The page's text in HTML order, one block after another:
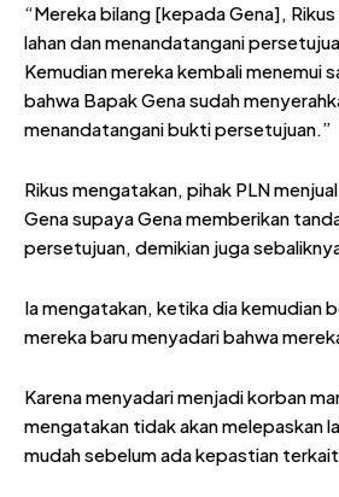
“Mereka bilang [kepada Gena],
lahan dan menandatangani
Kemudian mereka kembali menemui
bahwa Bapak Gena sudah
menandatangani bukti persetujuan.”
Rikus mengatakan, pihak PLN
Gena supaya Gena memberikan
persetujuan, demikian juga
Ia mengatakan, ketika dia kemudian
mereka baru menyadari bahwa
Karena menyadari menjadi korban
mengatakan tidak akan melepaskan
mudah sebelum ada kepastian